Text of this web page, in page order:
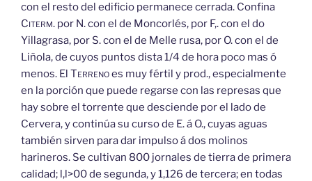
con el resto del edificio permanece cerrada. Confina
Citerm. por N. con el de Moncorlés, por F,. con el do
Yillagrasa, por S. con el de Melle rusa, por O. con el de
Liñola, de cuyos puntos dista 1/4 de hora poco mas ó
menos. El Terrenoes muy fértil y prod., especialmente
en la porción que puede regarse con las represas que
hay sobre el torrente que desciende por el lado de
Cervera, y continúa su curso de E. á O., cuyas aguas
también sirven para dar impulso á dos molinos
harineros. Se cultivan 800 jornales de tierra de primera
calidad; l,l>00 de segunda, y 1,126 de tercera; en todas